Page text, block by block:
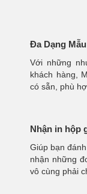
Đa Dạng
Với những
khách hàng,
có sẵn, phù
Nhận in hộp
Giúp bạn
nhận những
vô cùng phải